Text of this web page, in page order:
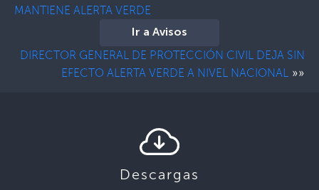
MANTIENE ALERTA VERDE
Ir a Avisos
DIRECTOR GENERAL DE PROTECCIÓN CIVIL DEJA SIN
EFECTO ALERTA VERDE A NIVEL NACIONAL »»
Descargas